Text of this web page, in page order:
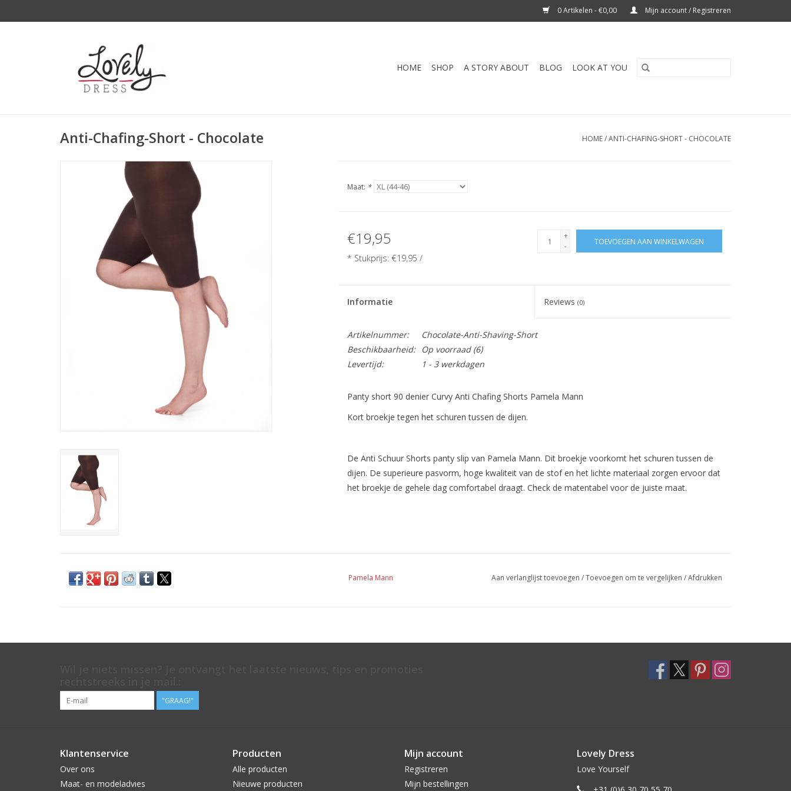
0 Artikelen - €0,00 Mijn account / Registreren
HOME SHOP A STORY ABOUT BLOG LOOK AT YOU
Anti-Chafing-Short - Chocolate HOME/ANTI-CHAFING-SHORT - CHOCOLATE
Maat: *
€19,95
* Stukprijs: €19,95 /
+
-
TOEVOEGEN AAN WINKELWAGEN
Informatie Reviews(0)
Artikelnummer:
Chocolate-Anti-Shaving-Short
Beschikbaarheid:
Op voorraad(6)
Levertijd:
1 - 3 werkdagen
Panty short 90 denier Curvy Anti Chafing Shorts Pamela Mann
Kort broekje tegen het schuren tussen de dijen.
De Anti Schuur Shorts panty slip van Pamela Mann. Dit broekje voorkomt het schuren tussen de
dijen. De superieure pasvorm, hoge kwaliteit van de stof en het lichte materiaal zorgen ervoor dat
het broekje de gehele dag comfortabel draagt. Check de matentabel voor de juiste maat.
Pamela Mann Aan verlanglijst toevoegen /Toevoegen om te vergelijken /Afdrukken
"GRAAG!"
Klantenservice
Over ons
Maat- en modeladvies
Producten
Alle producten
Nieuwe producten
Mijn account
Registreren
Mijn bestellingen
Lovely Dress
Love Yourself